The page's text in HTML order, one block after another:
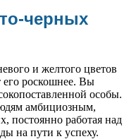
черных
и желтого цветов
его роскошнее. Вы
особы.
амбициозным,
постоянно работая над
на пути к успеху.